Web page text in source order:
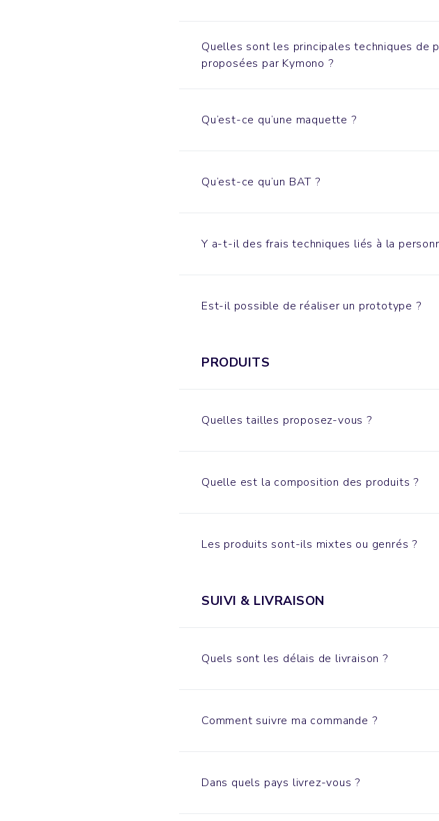
Quelles sont les principales techniques de
proposées par Kymono ?
Qu’est-ce qu’une maquette ?
Qu’est-ce qu’un BAT ?
Y a-t-il des frais techniques liés à la
Est-il possible de réaliser un prototype ?
PRODUITS
Quelles tailles proposez-vous ?
Quelle est la composition des produits ?
Les produits sont-ils mixtes ou genrés ?
SUIVI & LIVRAISON
Quels sont les délais de livraison ?
Comment suivre ma commande ?
Dans quels pays livrez-vous ?